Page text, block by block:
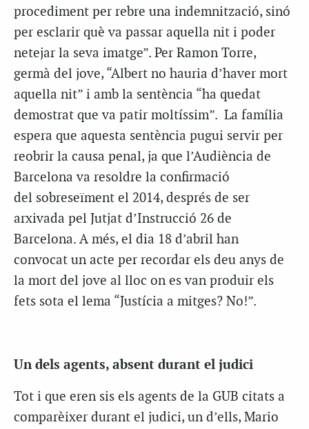
procediment per rebre una indemnització, sinó
per esclarir què va passar aquella nit i poder
netejar la seva imatge”. Per Ramon Torre,
germà del jove, “Albert no hauria d’haver mort
aquella nit” i amb la sentència “ha quedat
demostrat que va patir moltíssim”. La família
espera que aquesta sentència pugui servir per
reobrir la causa penal, ja que l’Audiència de
Barcelona va resoldre la confirmació
del sobreseïment el 2014, després de ser
arxivada pel Jutjat d’Instrucció 26 de
Barcelona. A més, el dia 18 d’abril han
convocat un acte per recordar els deu anys de
la mort del jove al lloc on es van produir els
fets sota el lema “Justícia a mitges? No!”.
Un dels agents, absent durant el judici
Tot i que eren sis els agents de la GUB citats a
comparèixer durant el judici, un d’ells, Mario